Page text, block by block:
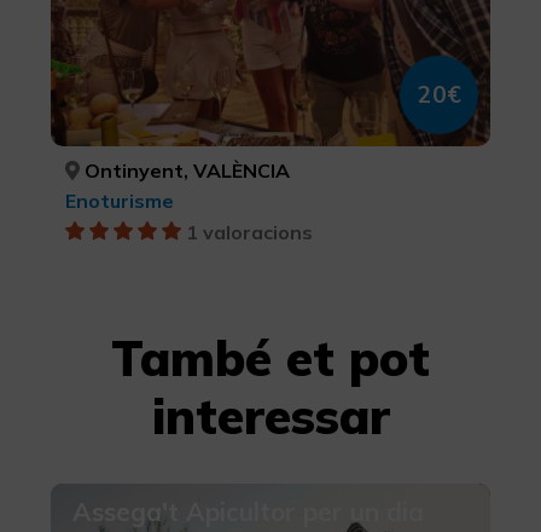
20€
Ontinyent, VALÈNCIA
Enoturisme
1 valoracions
També et pot
interessar
Assega't Apicultor per un dia